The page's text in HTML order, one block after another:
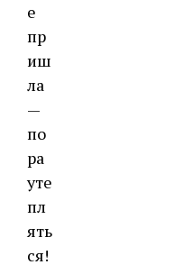
е
пр
иш
ла
—
по
ра
уте
пл
ять
ся!